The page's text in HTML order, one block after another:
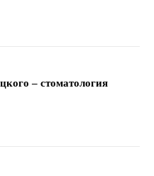
– стоматология